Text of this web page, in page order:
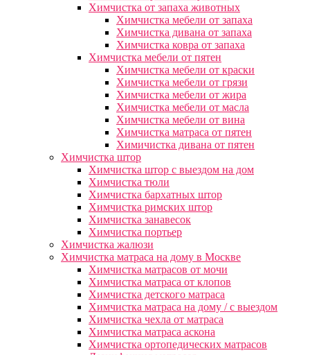
Химчистка от запаха животных
Химчистка мебели от запаха
Химчистка дивана от запаха
Химчистка ковра от запаха
Химчистка мебели от пятен
Химчистка мебели от краски
Химчистка мебели от грязи
Химчистка мебели от жира
Химчистка мебели от масла
Химчистка мебели от вина
Химчистка матраса от пятен
Химичистка дивана от пятен
Химчистка штор
Химчистка штор с выездом на дом
Химчистка тюли
Химчистка бархатных штор
Химчистка римских штор
Химчистка занавесок
Химчистка портьер
Химчистка жалюзи
Химчистка матраса на дому в Москве
Химчистка матрасов от мочи
Химчистка матраса от клопов
Химчистка детского матраса
Химчистка матраса на дому / с выездом
Химчистка чехла от матраса
Химчистка матраса аскона
Химчистка ортопедических матрасов